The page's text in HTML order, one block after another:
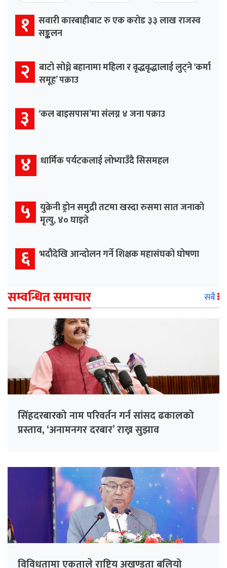
१ सवारी कारबाहीबाट रु एक करोड ३३ लाख राजस्व
सङ्कलन
२ बाटो सोध्ने बहानामा महिला र वृद्धवृद्धालाई लुट्ने ‘कर्मा
समूह’ पक्राउ
३ ‘कल बाइसपास’मा संलग्न ४ जना पक्राउ
४ धार्मिक पर्यटकलाई लोभ्याउँदै सिसमहल
५ युक्रेनी ड्रोन समुद्री तटमा खस्दा रुसमा सात जनाको
मृत्यु, ४० घाइते
६ भदौदेखि आन्दोलन गर्ने शिक्षक महासंघको घोषणा
सम्वन्धित समाचार सबै
सिंहदरबारको नाम परिवर्तन गर्न सांसद ढकालको
प्रस्ताव, ‘अनामनगर दरबार’ राख्न सुझाव
विविधतामा एकताले राष्ट्रिय अखण्डता बलियो